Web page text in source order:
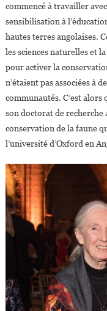
commencé à travailler
sensibilisation à
hautes terres angolaises.
les sciences naturelles et
pour activer la
n’étaient pas associées à
communautés. C’est
son doctorat de recherche
conservation de la faune
l’université d’Oxford en